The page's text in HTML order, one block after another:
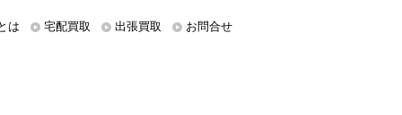
は 宅配買取 出張買取 お問合せ